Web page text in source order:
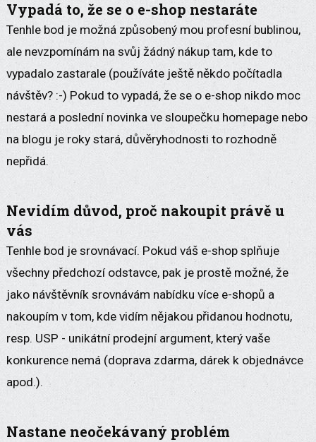
Vypadá to, že se o e-shop nestaráte
Tenhle bod je možná způsobený mou profesní bublinou,
ale nevzpomínám na svůj žádný nákup tam, kde to
vypadalo zastarale (používáte ještě někdo počítadla
návštěv? :-) Pokud to vypadá, že se o e-shop nikdo moc
nestará a poslední novinka ve sloupečku homepage nebo
na blogu je roky stará, důvěryhodnosti to rozhodně
nepřidá.
Nevidím důvod, proč nakoupit právě u
vás
Tenhle bod je srovnávací. Pokud váš e-shop splňuje
všechny předchozí odstavce, pak je prostě možné, že
jako návštěvník srovnávám nabídku více e-shopů a
nakoupím v tom, kde vidím nějakou přidanou hodnotu,
resp. USP - unikátní prodejní argument, který vaše
konkurence nemá (doprava zdarma, dárek k objednávce
apod.).
Nastane neočekávaný problém